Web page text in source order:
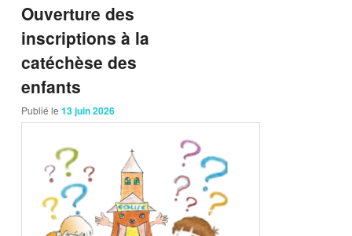
Ouverture des
inscriptions à la
catéchèse des
enfants
Publié le13 juin 2026